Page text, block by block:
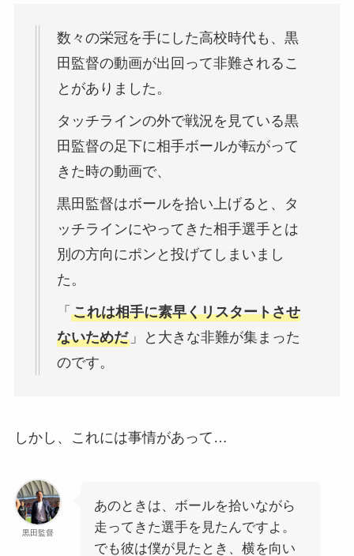
数々の栄冠を手にした高校時代も、黒
田監督の動画が出回って非難されるこ
とがありました。
タッチラインの外で戦況を見ている黒
田監督の足下に相手ボールが転がって
きた時の動画で、
黒田監督はボールを拾い上げると、タ
ッチラインにやってきた相手選手とは
別の方向にポンと投げてしまいまし
た。
「 これは相手に素早くリスタートさせ
ないためだ」と大きな非難が集まった
のです。
しかし、これには事情があって…
黒田監督
あのときは、ボールを拾いながら
走ってきた選手を見たんですよ。
でも彼は僕が見たとき、横を向い